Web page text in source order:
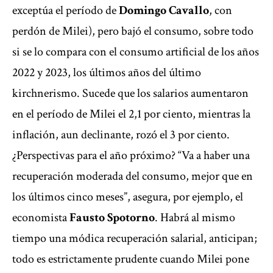
exceptúa el período deDomingo Cavallo, con
perdón de Milei), pero bajó el consumo, sobre todo
si se lo compara con el consumo artificial de los años
2022 y 2023, los últimos años del último
kirchnerismo. Sucede que los salarios aumentaron
en el período de Milei el 2,1 por ciento, mientras la
inflación, aun declinante, rozó el 3 por ciento.
¿Perspectivas para el año próximo? “Va a haber una
recuperación moderada del consumo, mejor que en
los últimos cinco meses”, asegura, por ejemplo, el
economistaFausto Spotorno. Habrá al mismo
tiempo una módica recuperación salarial, anticipan;
todo es estrictamente prudente cuando Milei pone